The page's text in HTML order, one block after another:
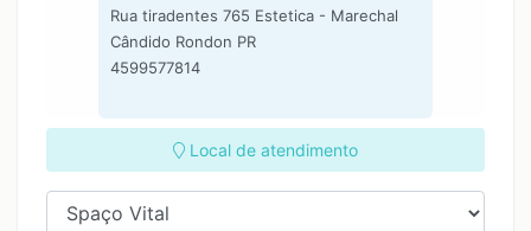
Rua tiradentes 765 Estetica - Marechal
Cândido Rondon PR
4599577814
Local de atendimento